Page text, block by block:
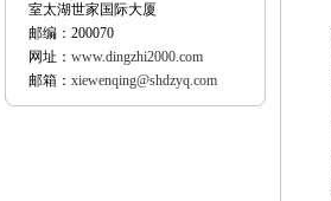
室太湖世家国际大厦
邮编：200070
网址： www.dingzhi2000.com
邮箱： xiewenqing@shdzyq.com